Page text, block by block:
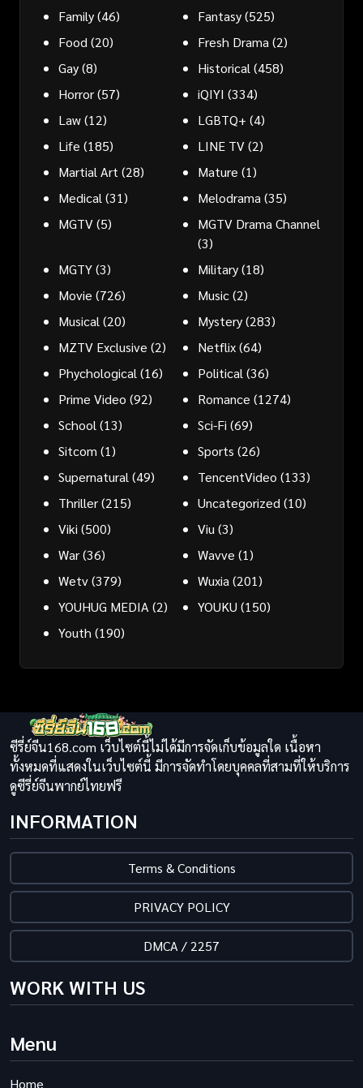
Family(46) Fantasy(525)
Food(20) Fresh Drama(2)
Gay(8) Historical(458)
Horror(57) iQIYI (334)
Law(12) LGBTQ+ (4)
Life (185) LINE TV(2)
Martial Art(28) Mature (1)
Medical(31) Melodrama(35)
MGTV(5)
MGTV Drama Channel
(3)
MGTY(3) Military(18)
Movie (726) Music(2)
Musical(20) Mystery(283)
MZTV Exclusive (2) Netflix(64)
Phychological(16) Political(36)
Prime Video (92) Romance (1274)
School(13) Sci-Fi (69)
Sitcom (1) Sports (26)
Supernatural(49) TencentVideo (133)
Thriller(215) Uncategorized(10)
Viki (500) Viu(3)
War(36) Wavve (1)
Wetv(379) Wuxia(201)
YOUHUG MEDIA(2) YOUKU (150)
Youth (190)
ซีรี่ย์จีน168.com เว็บไซต์นี้ไม่ได้มีการจัดเก็บข้อมูลใด เนื้อหา
ทั้งหมดที่แสดงในเว็บไซต์นี้ มีการจัดทำโดยบุคคลที่สามที่ให้บริการ
ดูซีรี่ย์จีนพากย์ไทยฟรี
INFORMATION
Terms & Conditions
PRIVACY POLICY
DMCA / 2257
WORK WITH US
Menu
Home